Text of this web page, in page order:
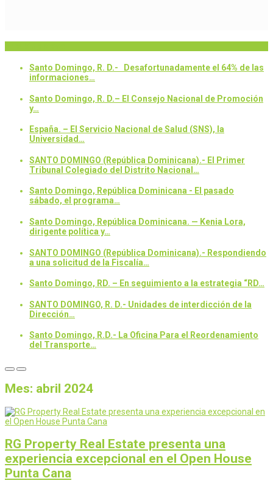
Santo Domingo, R. D.- Desafortunadamente el 64% de las
informaciones…
Santo Domingo, R. D.– El Consejo Nacional de Promoción
y…
España. – El Servicio Nacional de Salud (SNS), la
Universidad…
SANTO DOMINGO (República Dominicana).- El Primer
Tribunal Colegiado del Distrito Nacional…
Santo Domingo, República Dominicana - El pasado
sábado, el programa…
Santo Domingo, República Dominicana. — Kenia Lora,
dirigente política y…
SANTO DOMINGO (República Dominicana).- Respondiendo
a una solicitud de la Fiscalía…
Santo Domingo, RD. – En seguimiento a la estrategia “RD…
SANTO DOMINGO, R. D.- Unidades de interdicción de la
Dirección…
Santo Domingo, R.D.- La Oficina Para el Reordenamiento
del Transporte…
Mes: abril 2024
RG Property Real Estate presenta una
experiencia excepcional en el Open House
Punta Cana